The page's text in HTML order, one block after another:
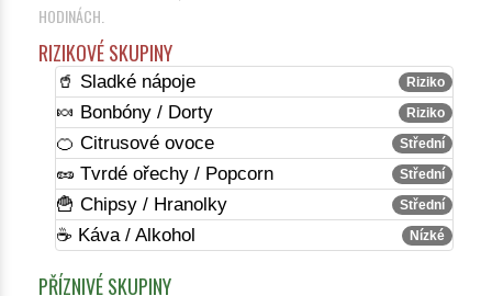
HODINÁCH.
RIZIKOVÉ SKUPINY
🥤 Sladké nápoje Riziko
🍬 Bonbóny / Dorty Riziko
🍊 Citrusové ovoce Střední
🥜 Tvrdé ořechy / Popcorn Střední
🍟 Chipsy / Hranolky Střední
☕ Káva / Alkohol Nízké
PŘÍZNIVÉ SKUPINY